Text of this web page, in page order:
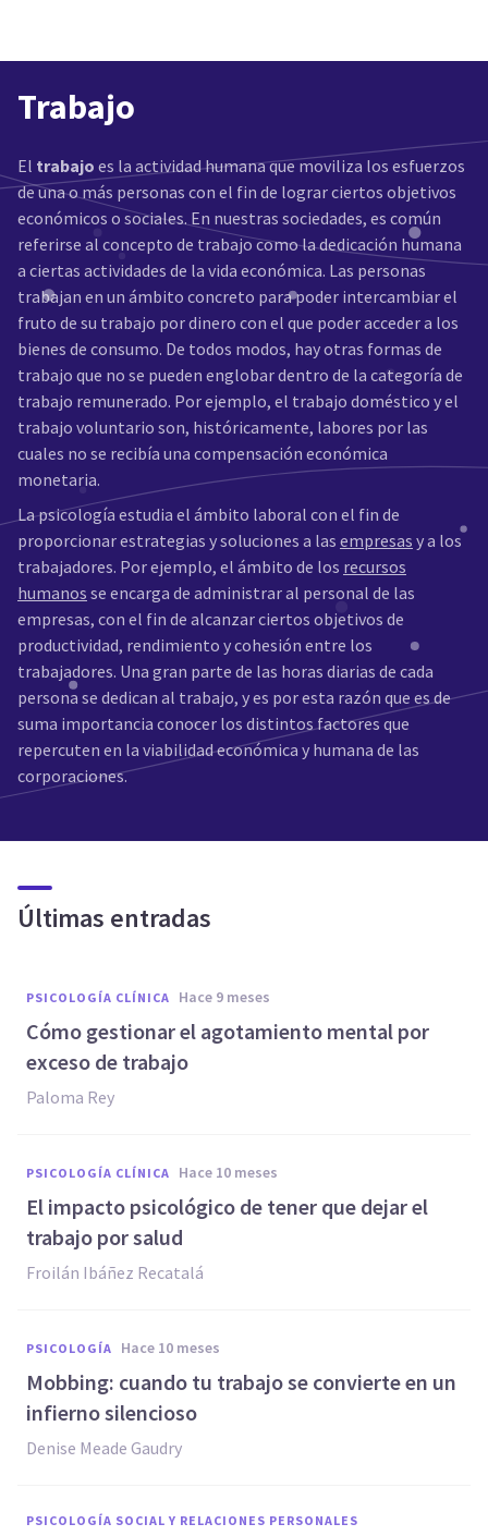
Trabajo
El trabajo es la actividad humana que moviliza los esfuerzos
de una o más personas con el fin de lograr ciertos objetivos
económicos o sociales. En nuestras sociedades, es común
referirse al concepto de trabajo como la dedicación humana
a ciertas actividades de la vida económica. Las personas
trabajan en un ámbito concreto para poder intercambiar el
fruto de su trabajo por dinero con el que poder acceder a los
bienes de consumo. De todos modos, hay otras formas de
trabajo que no se pueden englobar dentro de la categoría de
trabajo remunerado. Por ejemplo, el trabajo doméstico y el
trabajo voluntario son, históricamente, labores por las
cuales no se recibía una compensación económica
monetaria.
La psicología estudia el ámbito laboral con el fin de
proporcionar estrategias y soluciones a las empresas y a los
trabajadores. Por ejemplo, el ámbito de los recursos
humanos se encarga de administrar al personal de las
empresas, con el fin de alcanzar ciertos objetivos de
productividad, rendimiento y cohesión entre los
trabajadores. Una gran parte de las horas diarias de cada
persona se dedican al trabajo, y es por esta razón que es de
suma importancia conocer los distintos factores que
repercuten en la viabilidad económica y humana de las
corporaciones.
Últimas entradas
PSICOLOGÍA CLÍNICA hace 9 meses
Cómo gestionar el agotamiento mental por
exceso de trabajo
Paloma Rey
PSICOLOGÍA CLÍNICA hace 10 meses
El impacto psicológico de tener que dejar el
trabajo por salud
Froilán Ibáñez Recatalá
PSICOLOGÍA hace 10 meses
Mobbing: cuando tu trabajo se convierte en un
infierno silencioso
Denise Meade Gaudry
PSICOLOGÍA SOCIAL Y RELACIONES PERSONALES